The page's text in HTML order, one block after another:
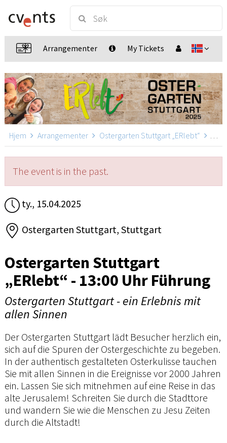
Arrangementer My Tickets
Hjem Arrangementer Ostergarten Stuttgart „ERlebt“
The event is in the past.
ty., 15.04.2025
Ostergarten Stuttgart, Stuttgart
Ostergarten Stuttgart
„ERlebt“ - 13:00 Uhr Führung
Ostergarten Stuttgart - ein Erlebnis mit
allen Sinnen
Der Ostergarten Stuttgart lädt Besucher herzlich ein,
sich auf die Spuren der Ostergeschichte zu begeben.
In der authentisch gestalteten Osterkulisse tauchen
Sie mit allen Sinnen in die Ereignisse vor 2000 Jahren
ein. Lassen Sie sich mitnehmen auf eine Reise in das
alte Jerusalem! Schreiten Sie durch die Stadttore
und wandern Sie wie die Menschen zu Jesu Zeiten
durch die Altstadt!